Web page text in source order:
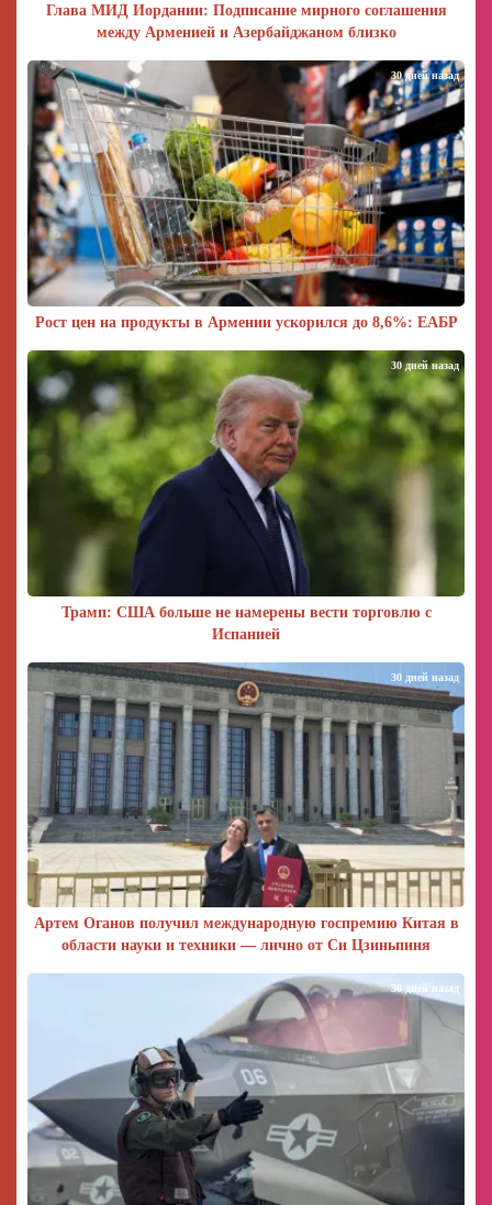
Глава МИД Иордании: Подписание мирного соглашения
между Арменией и Азербайджаном близко
Рост цен на продукты в Армении ускорился до 8,6%: ЕАБР
30 дней назад
Трамп: США больше не намерены вести торговлю с
Испанией
30 дней назад
Артем Оганов получил международную госпремию Китая в
области науки и техники — лично от Си Цзиньпиня
30 дней назад
30 дней назад